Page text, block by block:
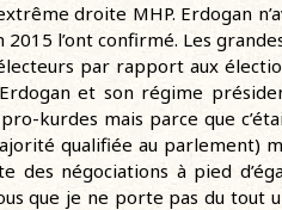
droite MHP. Erdogan
2015 l’ont confirmé. Les
par rapport aux
et son régime
kurdes mais parce que
qualifiée au parlement)
des négociations à pied
que je ne porte pas du tout